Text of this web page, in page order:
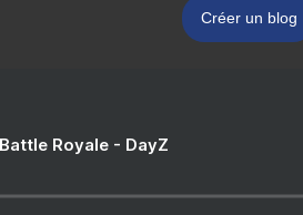
Créer un blog
Royale - DayZ